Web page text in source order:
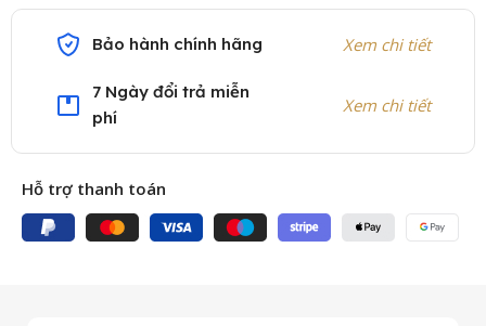
Bảo hành chính hãng Xem chi tiết
7 Ngày đổi trả miễn
phí
Xem chi tiết
Hỗ trợ thanh toán